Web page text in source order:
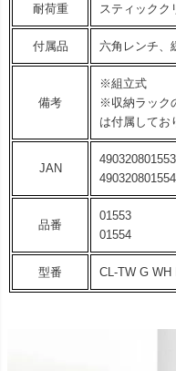
耐荷重 スティックク
付属品 六角レンチ、
備考
※組立式
※収納ラック
は付属してお
JAN
品番
01553
01554
型番 CL-TW G WH